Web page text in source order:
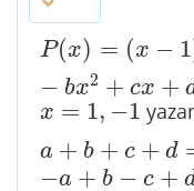
P(x) = (x − 1
− bx2 + cx +
P(x)=( −1 .(x +1) .R
x = 1, −1
x= 1,− 1
a + b + c + d
a+b+c +d =0
−a + b − c +
−a+ b− c+ d= 0